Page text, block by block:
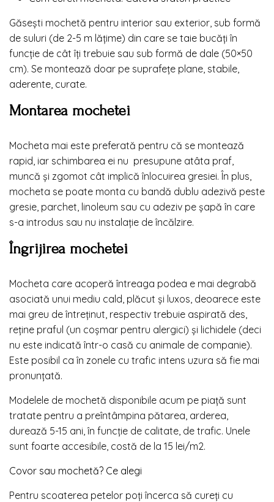
Găsești mochetă pentru interior sau exterior, sub formă
de suluri (de 2-5 m lățime) din care se taie bucăți în
funcție de cât îți trebuie sau sub formă de dale (50×50
cm). Se montează doar pe suprafețe plane, stabile,
aderente, curate.
Montarea mochetei
Mocheta mai este preferată pentru că se montează
rapid, iar schimbarea ei nu presupune atâta praf,
muncă și zgomot cât implică înlocuirea gresiei. În plus,
mocheta se poate monta cu bandă dublu adezivă peste
gresie, parchet, linoleum sau cu adeziv pe șapă în care
s-a introdus sau nu instalație de încălzire.
Îngrijirea mochetei
Mocheta care acoperă întreaga podea e mai degrabă
asociată unui mediu cald, plăcut și luxos, deoarece este
mai greu de întreținut, respectiv trebuie aspirată des,
reține praful (un coșmar pentru alergici) și lichidele (deci
nu este indicată într-o casă cu animale de companie).
Este posibil ca în zonele cu trafic intens uzura să fie mai
pronunțată.
Modelele de mochetă disponibile acum pe piață sunt
tratate pentru a preîntâmpina pătarea, arderea,
durează 5-15 ani, în funcție de calitate, de trafic. Unele
sunt foarte accesibile, costă de la 15 lei/m2.
Covor sau mochetă? Ce alegi
Pentru scoaterea petelor poți încerca să cureți cu